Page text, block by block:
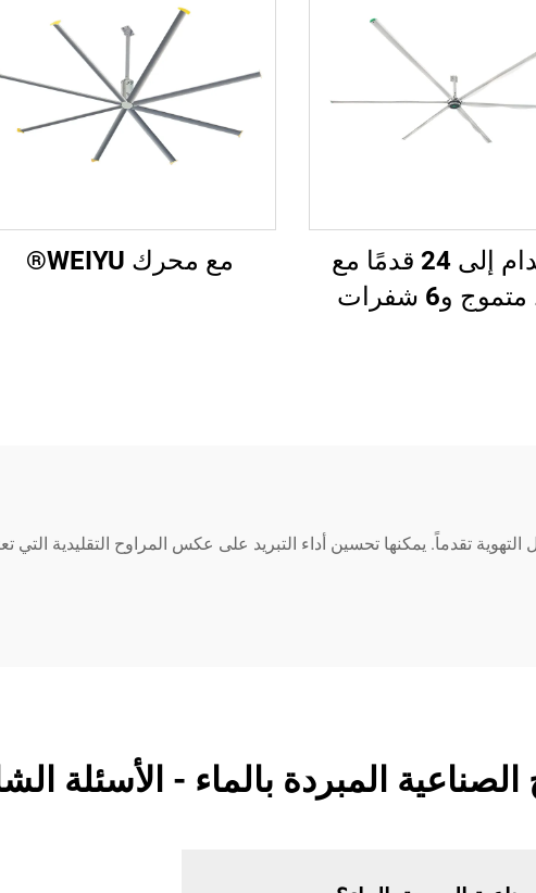
8 أقدام إلى 24 قدمًا مع
و6 شفرات
مع محرك WEIYU®
تقدماً. يمكنها تحسين أداء التبريد على عكس المراوح التقليدية التي
الصناعية المبردة بالماء - الأسئلة